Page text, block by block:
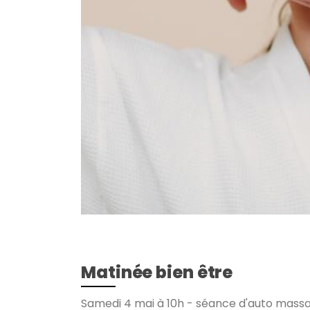
Matinée bien être
Samedi 4 mai à 10h - séance d'auto